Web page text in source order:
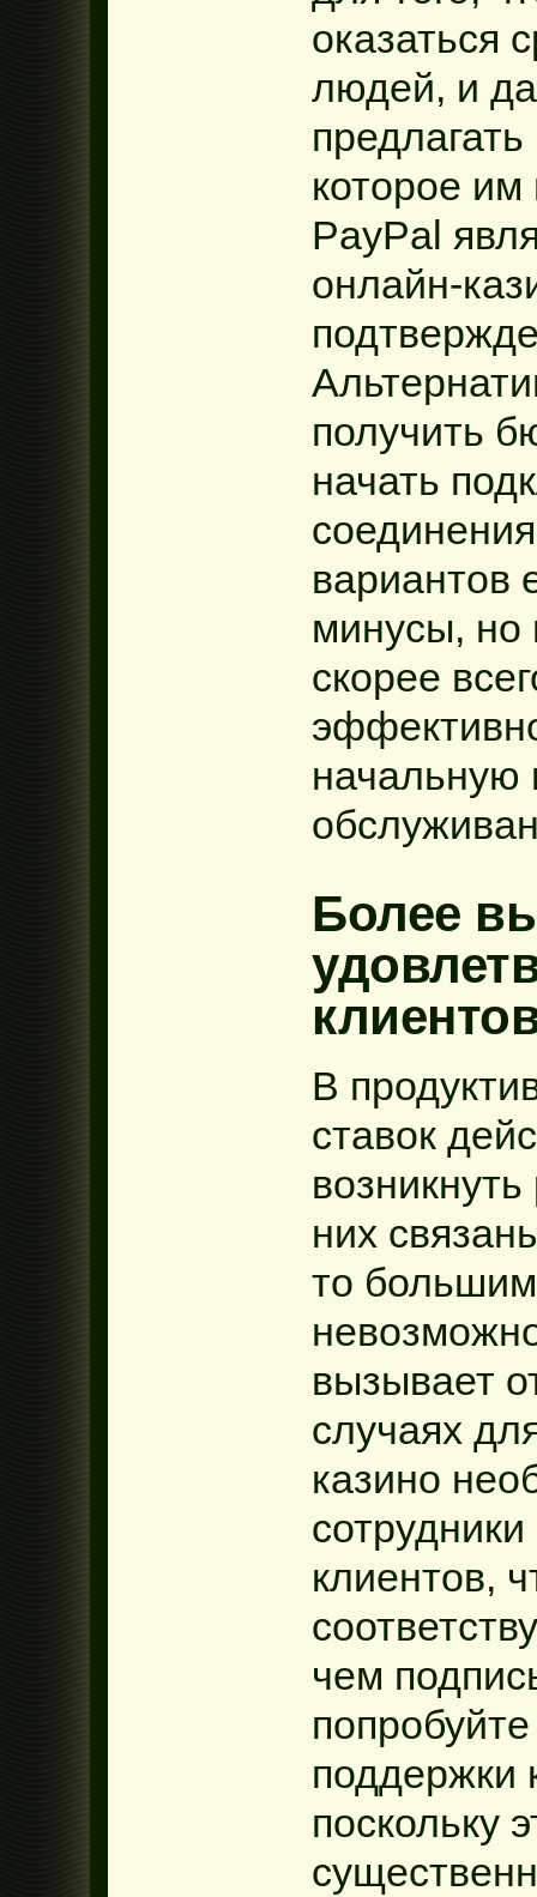
оказаться
людей, и
которое
PayPal
онлайн-
получить
начать
вариантов
минусы, но
скорее
начальную
Более
В
ставок
них
то
вызывает
случаях
казино
клиентов,
чем
поддержки
поскольку